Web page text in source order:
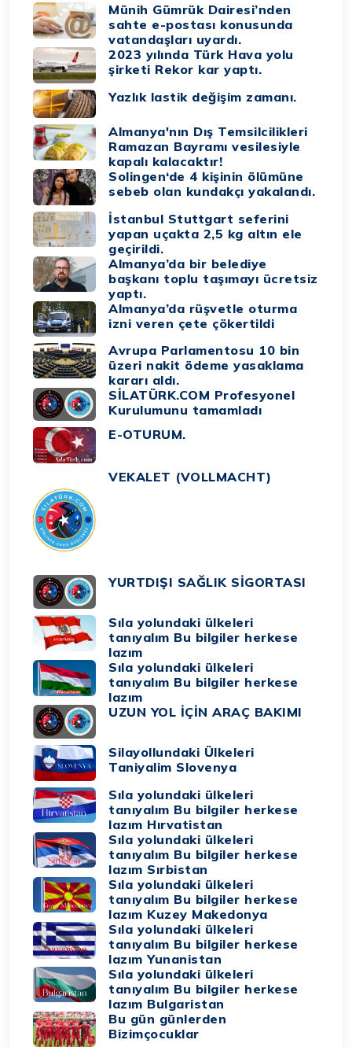
Münih Gümrük Dairesi’nden
sahte e-postası konusunda
vatandaşları uyardı.
2023 yılında Türk Hava yolu
şirketi Rekor kar yaptı.
Yazlık lastik değişim zamanı.
Almanya'nın Dış Temsilcilikleri
Ramazan Bayramı vesilesiyle
kapalı kalacaktır!
Solingen‘de 4 kişinin ölümüne
sebeb olan kundakçı yakalandı.
İstanbul Stuttgart seferini
yapan uçakta 2,5 kg altın ele
geçirildi.
Almanya’da bir belediye
başkanı toplu taşımayı ücretsiz
yaptı.
Almanya’da rüşvetle oturma
izni veren çete çökertildi
Avrupa Parlamentosu 10 bin
üzeri nakit ödeme yasaklama
kararı aldı.
SİLATÜRK.COM Profesyonel
Kurulumunu tamamladı
E-OTURUM.
VEKALET (VOLLMACHT)
YURTDIŞI SAĞLIK SİGORTASI
Sıla yolundaki ülkeleri
tanıyalım Bu bilgiler herkese
lazım
Sıla yolundaki ülkeleri
tanıyalım Bu bilgiler herkese
lazım
UZUN YOL İÇİN ARAÇ BAKIMI
Silayollundaki Ülkeleri
Taniyalim Slovenya
Sıla yolundaki ülkeleri
tanıyalım Bu bilgiler herkese
lazım Hırvatistan
Sıla yolundaki ülkeleri
tanıyalım Bu bilgiler herkese
lazım Sırbistan
Sıla yolundaki ülkeleri
tanıyalım Bu bilgiler herkese
lazım Kuzey Makedonya
Sıla yolundaki ülkeleri
tanıyalım Bu bilgiler herkese
lazım Yunanistan
Sıla yolundaki ülkeleri
tanıyalım Bu bilgiler herkese
lazım Bulgaristan
Bu gün günlerden
Bizimçocuklar